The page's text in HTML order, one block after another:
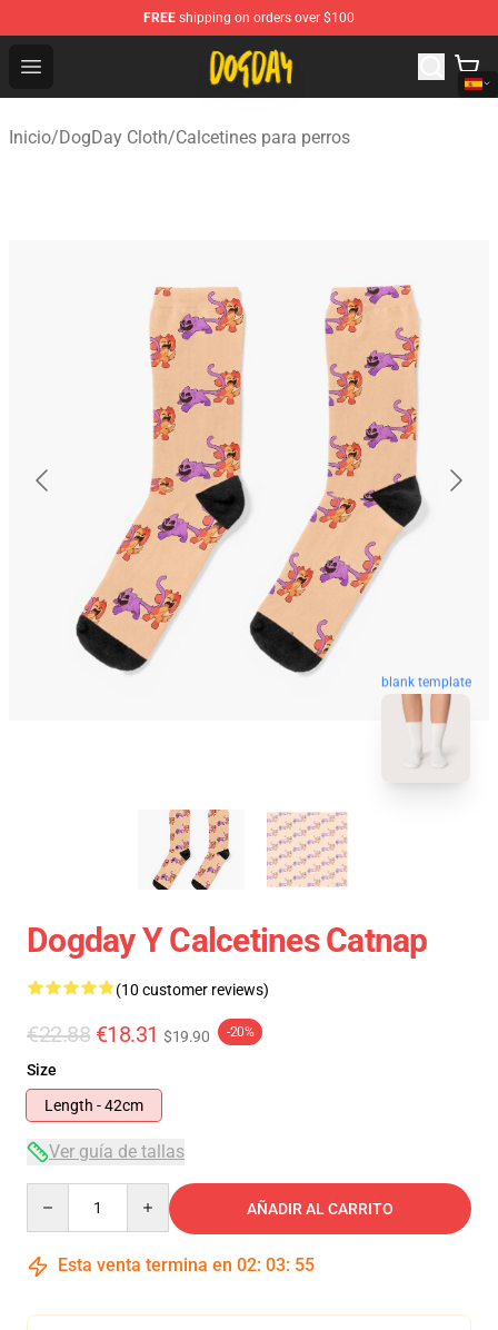
FREE shipping on orders over $100
Open menu
DogDay Store - Official DogDay Merchandise Shop
Inicio/DogDay Cloth/Calcetines para perros
blank template
Dogday Y Calcetines Catnap
(10 customer reviews)
€22.88 €18.31 $19.90 -20%
Size
Length - 42cm
Ver guía de tallas
AÑADIR AL CARRITO
Esta venta termina en 02: 03: 54